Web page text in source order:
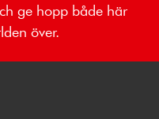
ge hopp både här
över.